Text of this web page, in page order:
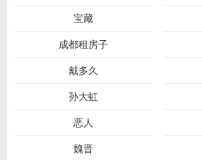
宝藏
成都租房子
戴多久
孙大虹
恶人
魏晋